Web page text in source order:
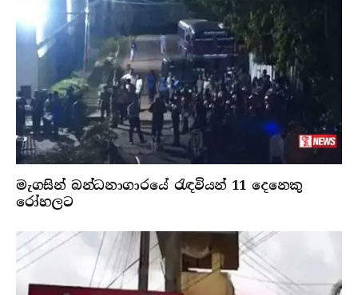
මැගසින් බන්ධනාගාරයේ රැඳවියන් 11 දෙනෙකු
රෝහලට